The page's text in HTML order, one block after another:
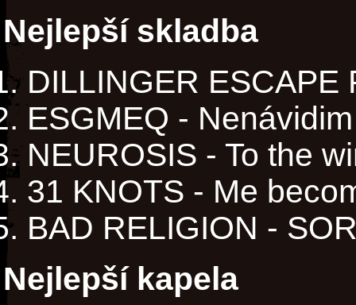
Nejlepší skladba
DILLINGER ESCAPE
ESGMEQ -
NEUROSIS - To the
31 KNOTS - Me
BAD RELIGION -
Nejlepší kapela